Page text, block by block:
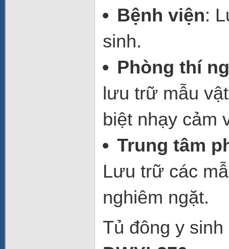
Bệnh viện:
sinh.
Phòng thí
lưu trữ mẫu
biệt nhạy cảm
Trung tâm
Lưu trữ các
nghiêm ngặt.
Tủ đông y